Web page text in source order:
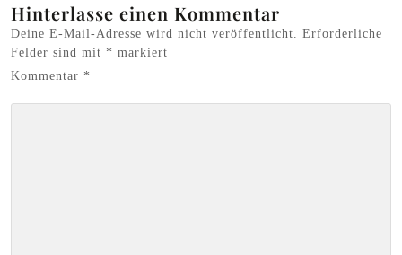
Hinterlasse einen Kommentar
Deine E-Mail-Adresse wird nicht veröffentlicht. Erforderliche
Felder sind mit * markiert
Kommentar *